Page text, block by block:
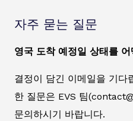
자주 묻는 질문
영국 도착 예정일 상태를
결정이 담긴 이메일을 기다
한 질문은 EVS 팀
문의하시기 바랍니다.